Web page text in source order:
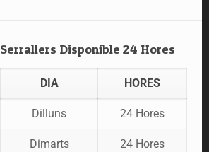
Serrallers Disponible 24 Hores
DIA HORES
Dilluns 24 Hores
Dimarts 24 Hores